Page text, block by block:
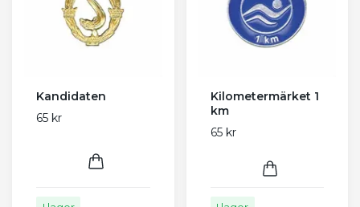
Kandidaten
65 kr
Kilometermärket 1
km
65 kr